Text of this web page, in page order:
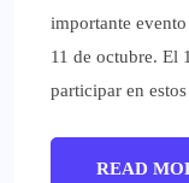
importante
11 de octubre. El
participar en
READ